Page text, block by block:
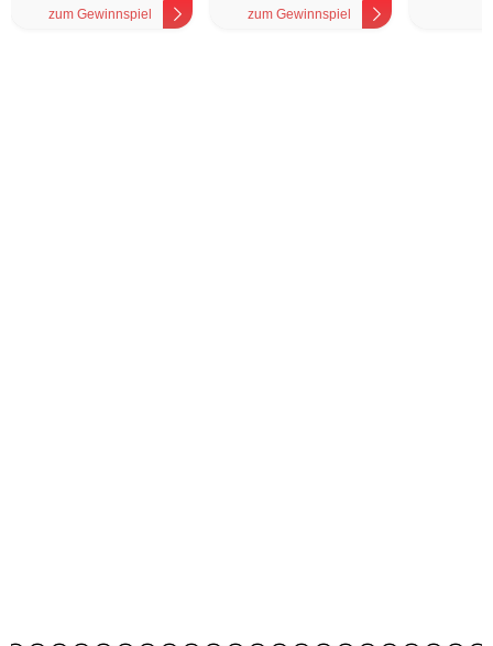
zum Gewinnspiel zum Gewinnspiel